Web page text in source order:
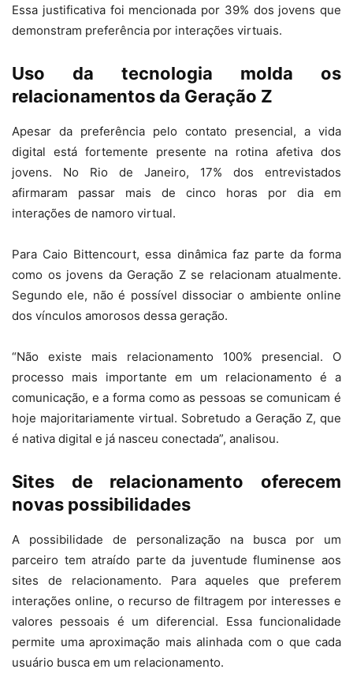
Essa justificativa foi mencionada por 39% dos jovens que
demonstram preferência por interações virtuais.
Uso da tecnologia molda os
relacionamentos da Geração Z
Apesar da preferência pelo contato presencial, a vida
digital está fortemente presente na rotina afetiva dos
jovens. No Rio de Janeiro, 17% dos entrevistados
afirmaram passar mais de cinco horas por dia em
interações de namoro virtual.
Para Caio Bittencourt, essa dinâmica faz parte da forma
como os jovens da Geração Z se relacionam atualmente.
Segundo ele, não é possível dissociar o ambiente online
dos vínculos amorosos dessa geração.
“Não existe mais relacionamento 100% presencial. O
processo mais importante em um relacionamento é a
comunicação, e a forma como as pessoas se comunicam é
hoje majoritariamente virtual. Sobretudo a Geração Z, que
é nativa digital e já nasceu conectada”, analisou.
Sites de relacionamento oferecem
novas possibilidades
A possibilidade de personalização na busca por um
parceiro tem atraído parte da juventude fluminense aos
sites de relacionamento. Para aqueles que preferem
interações online, o recurso de filtragem por interesses e
valores pessoais é um diferencial. Essa funcionalidade
permite uma aproximação mais alinhada com o que cada
usuário busca em um relacionamento.